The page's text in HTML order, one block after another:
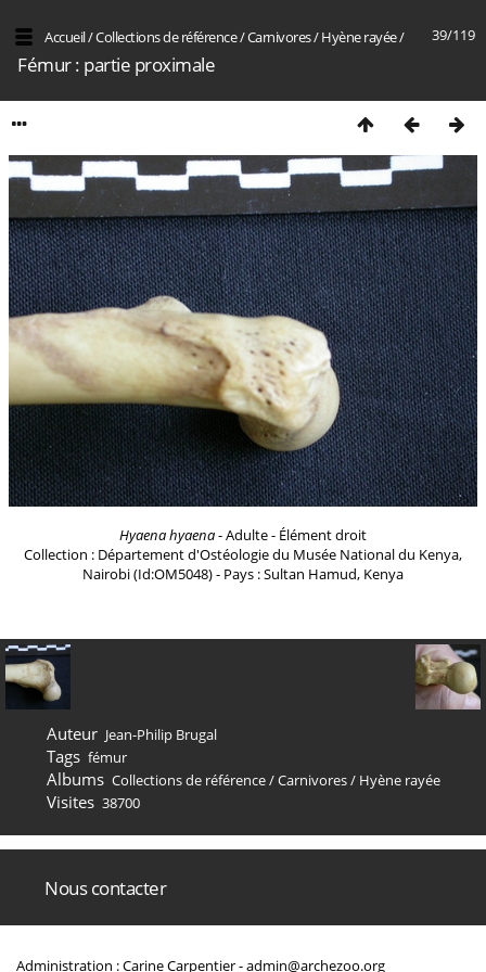
39/119
Accueil/Collections de référence/Carnivores/Hyène rayée/
Fémur : partie proximale
Hyaena hyaena- Adulte - Élément droit
Collection : Département d'Ostéologie du Musée National du Kenya,
Nairobi (Id:OM5048) - Pays : Sultan Hamud, Kenya
Auteur Jean-Philip Brugal
Tags fémur
Albums Collections de référence/Carnivores/ Hyène rayée
Visites 38700
Nous contacter
Administration : Carine Carpentier -admin@archezoo.org